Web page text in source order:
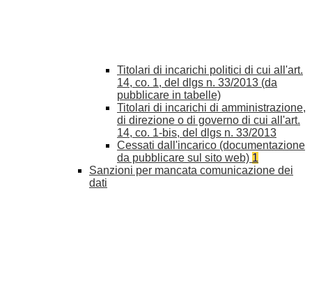
Titolari di incarichi politici di cui all'art.
14, co. 1, del dlgs n. 33/2013 (da
pubblicare in tabelle)
Titolari di incarichi di amministrazione,
di direzione o di governo di cui all'art.
14, co. 1-bis, del dlgs n. 33/2013
Cessati dall'incarico (documentazione
da pubblicare sul sito web) 1
Sanzioni per mancata comunicazione dei
dati